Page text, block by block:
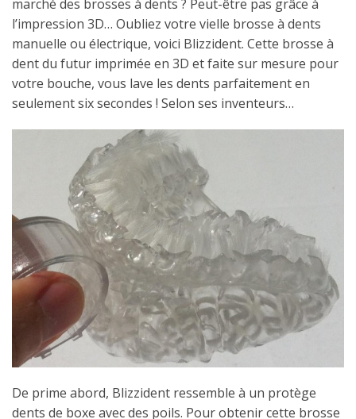
marché des brosses à dents ? Peut-être pas grâce à
l’impression 3D… Oubliez votre vielle brosse à dents
manuelle ou électrique, voici Blizzident. Cette brosse à
dent du futur imprimée en 3D et faite sur mesure pour
votre bouche, vous lave les dents parfaitement en
seulement six secondes ! Selon ses inventeurs…
De prime abord, Blizzident ressemble à un protège
dents de boxe avec des poils. Pour obtenir cette brosse